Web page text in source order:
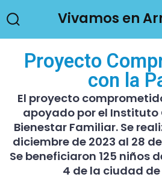
Vivamos en
Proyecto
con la
El proyecto
apoyado por el Instituto
Bienestar Familiar. Se
diciembre de 2023 al 28
Se beneficiaron 125 niños
4 de la ciudad